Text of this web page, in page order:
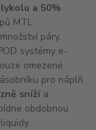
a 50%
MTL
páry.
systémy e-
omezené
pro náplň.
sníží a
obdobnou